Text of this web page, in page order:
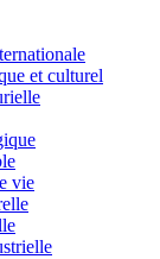
et culturel
vie